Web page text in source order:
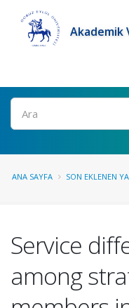
Akademik
Ara
ANA SAYFA SON EKLENEN
Service
among